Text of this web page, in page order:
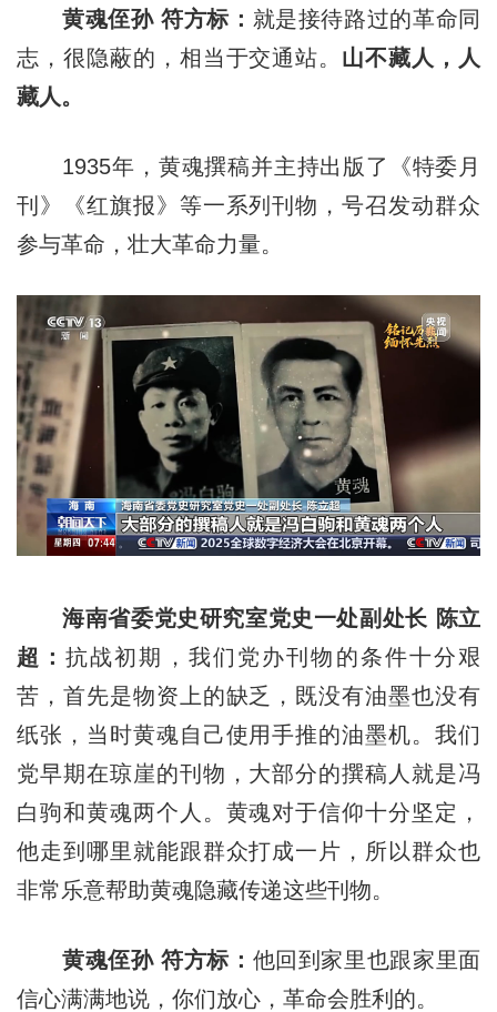
黄魂侄孙 符方标： 就是接待路过的革命同
志，很隐蔽的，相当于交通站。 山不藏人，人
藏人。
1935年，黄魂撰稿并主持出版了《特委月
刊》《红旗报》等一系列刊物，号召发动群众
参与革命，壮大革命力量。
海南省委党史研究室党史一处副处长 陈立
超：抗战初期，我们党办刊物的条件十分艰
苦，首先是物资上的缺乏，既没有油墨也没有
纸张，当时黄魂自己使用手推的油墨机。我们
党早期在琼崖的刊物，大部分的撰稿人就是冯
白驹和黄魂两个人。黄魂对于信仰十分坚定，
他走到哪里就能跟群众打成一片，所以群众也
非常乐意帮助黄魂隐藏传递这些刊物。
黄魂侄孙 符方标： 他回到家里也跟家里面
信心满满地说，你们放心，革命会胜利的。